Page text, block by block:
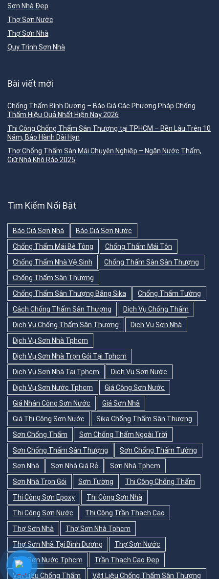
Sơn Nhà Đẹp
Thợ Sơn Nước
Thợ Sơn Nhà
Quy Trình Sơn Nhà
Bài viết mới
Chống Thấm Bình Dương – Báo Giá Các Phương Pháp Chống
Thấm Hiệu Quả Nhất Hiện Nay 2026
Thi Công Chống Thấm Sân Thượng tại TPHCM – Bền Lâu Trên 10
Năm, Bảo Hành Dài Hạn
Thợ Chống Thấm Sàn Mái Chuyên Nghiệp – Ngăn Nước Thấm,
Giữ Nhà Khô Ráo 2025
Tìm Kiếm Nổi Bật
Báo Giá Sơn Nhà
Báo Giá Sơn Nước
Chống Thấm Mái Bê Tông
Chống Thấm Mái Tôn
Chống Thấm Nhà Vệ Sinh
Chống Thấm Sàn Sân Thượng
Chống Thấm Sân Thượng
Chống Thấm Sân Thượng Bằng Sika
Chống Thấm Tường
Cách Chống Thấm Sân Thượng
Dịch Vụ Chống Thấm
Dịch Vụ Chống Thấm Sân Thượng
Dịch Vụ Sơn Nhà
Dịch Vụ Sơn Nhà Tphcm
Dịch Vụ Sơn Nhà Trọn Gói Tại Tphcm
Dịch Vụ Sơn Nhà Tại Tphcm
Dịch Vụ Sơn Nước
Dịch Vụ Sơn Nước Tphcm
Giá Công Sơn Nước
Giá Nhân Công Sơn Nước
Giá Sơn Nhà
Giá Thi Công Sơn Nước
Sika Chống Thấm Sân Thượng
Sơn Chống Thấm
Sơn Chống Thấm Ngoài Trời
Sơn Chống Thấm Sân Thượng
Sơn Chống Thấm Tường
Sơn Nhà
Sơn Nhà Giá Rẻ
Sơn Nhà Tphcm
Sơn Nhà Trọn Gói
Sơn Tường
Thi Công Chống Thấm
Thi Công Sơn Epoxy
Thi Công Sơn Nhà
Thi Công Sơn Nước
Thi Công Trần Thạch Cao
Thợ Sơn Nhà
Thợ Sơn Nhà Tphcm
Thợ Sơn Nhà Tại Bình Dương
Thợ Sơn Nước
Thợ Sơn Nước Tphcm
Trần Thạch Cao Đẹp
Vật Liệu Chống Thấm
Vật Liệu Chống Thấm Sân Thượng